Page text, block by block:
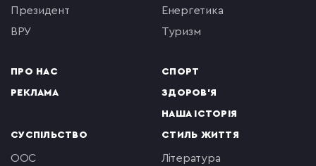
президент
ВРУ
ПРО НАС
РЕКЛАМА
енергетика
туризм
СПОРТ
ЗДОРОВ'Я
НАША ІСТОРІЯ
СУСПІЛЬСТВО
ООС
СТИЛЬ ЖИТТЯ
література